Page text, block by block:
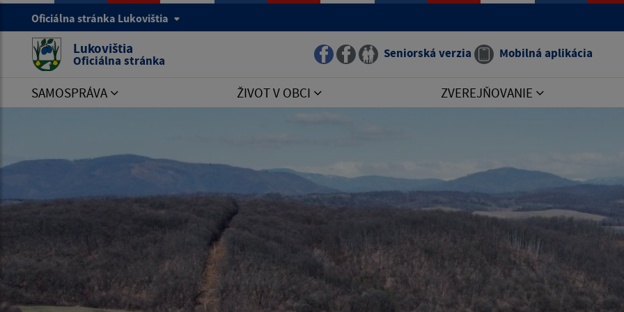
Oficiálna stránka Lukovištia
Lukovištia
Oficiálna stránka Seniorská verzia Mobilná aplikácia
SAMOSPRÁVA ŽIVOT V OBCI ZVEREJŇOVANIE